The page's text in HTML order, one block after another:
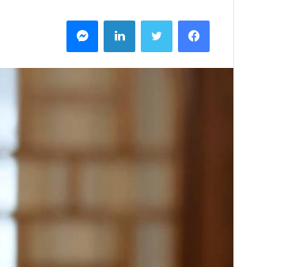
فيسبوكتويتر لينكدإن ماسنجر